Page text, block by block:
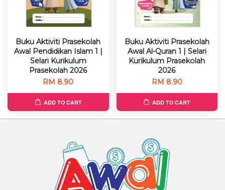
Buku Aktiviti Prasekolah
Awal Pendidikan Islam 1 |
Selari Kurikulum
Prasekolah 2026
RM 8.90
ADD TO CART
Buku Aktiviti Prasekolah
Awal Al-Quran 1 | Selari
Kurikulum Prasekolah
2026
RM 8.90
ADD TO CART